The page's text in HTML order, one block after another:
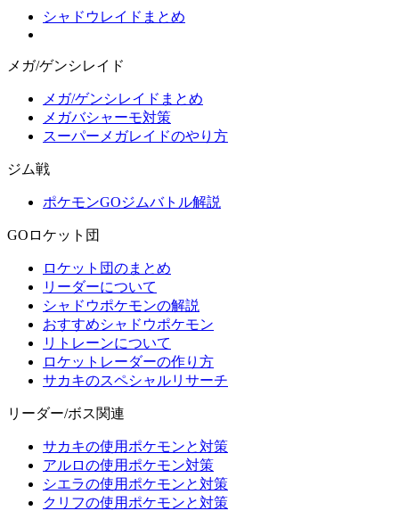
シャドウレイドまとめ
メガ/ゲンシレイド
メガ/ゲンシレイドまとめ
メガバシャーモ対策
スーパーメガレイドのやり方
ジム戦
ポケモンGOジムバトル解説
GOロケット団
ロケット団のまとめ
リーダーについて
シャドウポケモンの解説
おすすめシャドウポケモン
リトレーンについて
ロケットレーダーの作り方
サカキのスペシャルリサーチ
リーダー/ボス関連
サカキの使用ポケモンと対策
アルロの使用ポケモン対策
シエラの使用ポケモンと対策
クリフの使用ポケモンと対策